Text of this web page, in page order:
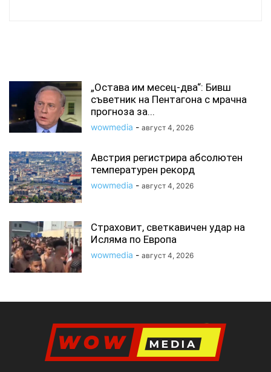
„Остава им месец-два“: Бивш
съветник на Пентагона с мрачна
прогноза за...
wowmedia - август 4, 2026
Австрия регистрира абсолютен
температурен рекорд
wowmedia - август 4, 2026
Страховит, светкавичен удар на
Исляма по Европа
wowmedia - август 4, 2026